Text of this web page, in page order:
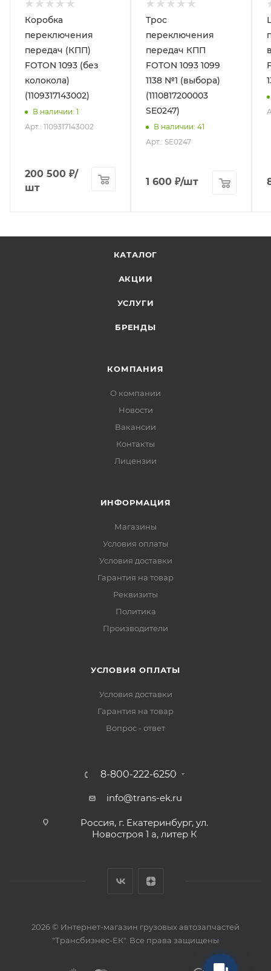
Коробка
переключения
передач (КПП)
FOTON 1093 (без
колокола)
(1109317143002)
В наличии: 1
Арт.: 1109317143002
200 500 ₽/
шт
Трос
переключения
передач КПП
FOTON 1093 1099
1138 №1 (выбора)
(1110817200003
SE0247)
В наличии: 41
Арт.: SE0247
1 600 ₽/шт
КАТАЛОГ
АКЦИИ
УСЛУГИ
БРЕНДЫ
КОМПАНИЯ
О компании
Новости
Вакансии
Контакты
Лицензии
ИНФОРМАЦИЯ
Магазины
Условия оплаты
Условия доставки
Гарантия на товар
Реквизиты
Политика
Производители
УСЛОВИЯ ОПЛАТЫ
Условия доставки
Гарантия на товар
Вопрос - ответ
8-800-222-6250
info@trans-ek.ru
Россия, г. Екатеринбург, ул.
Новостроя 1 а, литер К
2026 © Интернет-магазин грузовых автозапчастей
"Трансбизнес-ЕК". Все права защищены